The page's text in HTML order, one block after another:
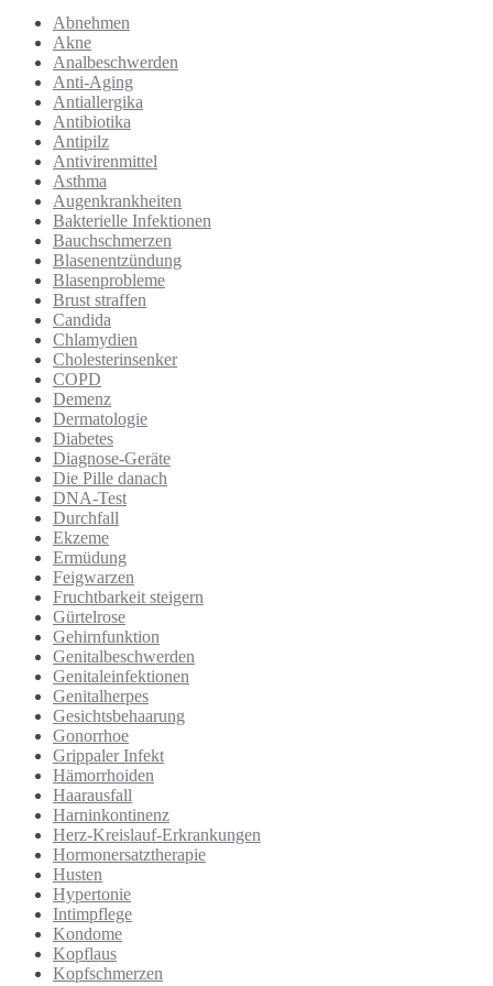
Abnehmen
Akne
Analbeschwerden
Anti-Aging
Antiallergika
Antibiotika
Antipilz
Antivirenmittel
Asthma
Augenkrankheiten
Bakterielle Infektionen
Bauchschmerzen
Blasenentzündung
Blasenprobleme
Brust straffen
Candida
Chlamydien
Cholesterinsenker
COPD
Demenz
Dermatologie
Diabetes
Diagnose-Geräte
Die Pille danach
DNA-Test
Durchfall
Ekzeme
Ermüdung
Feigwarzen
Fruchtbarkeit steigern
Gürtelrose
Gehirnfunktion
Genitalbeschwerden
Genitaleinfektionen
Genitalherpes
Gesichtsbehaarung
Gonorrhoe
Grippaler Infekt
Hämorrhoiden
Haarausfall
Harninkontinenz
Herz-Kreislauf-Erkrankungen
Hormonersatztherapie
Husten
Hypertonie
Intimpflege
Kondome
Kopflaus
Kopfschmerzen